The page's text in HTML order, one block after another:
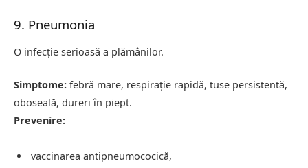
9. Pneumonia
O infecție serioasă a plămânilor.
Simptome: febră mare, respirație rapidă, tuse persistentă,
oboseală, dureri în piept.
Prevenire:
vaccinarea antipneumococică,